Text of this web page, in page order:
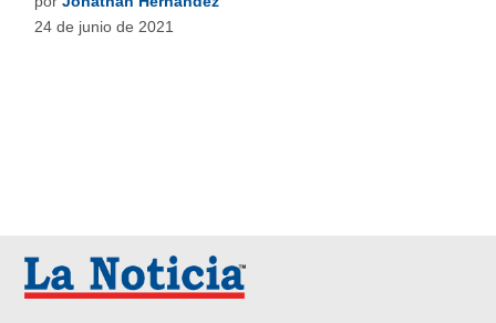
24 de junio de 2021